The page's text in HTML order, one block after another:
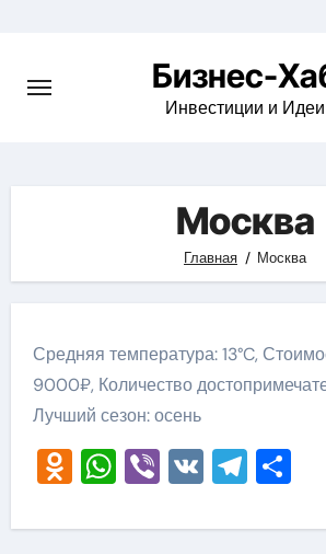
content
Бизнес-
Инвестиции и Идеи
Москва
Главная Москва
Средняя температура: 13°C,
9000₽, Количество
Лучший сезон: осень
Odnoklassniki
WhatsApp
Viber
VK